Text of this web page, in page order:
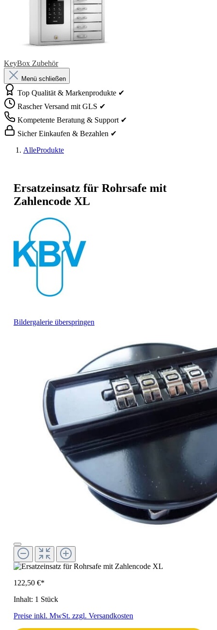
KeyBox Zubehör
Menü schließen
Top Qualität & Markenprodukte ✔
Rascher Versand mit GLS ✔
Kompetente Beratung & Support ✔
Sicher Einkaufen & Bezahlen ✔
AlleProdukte
Ersatzeinsatz für Rohrsafe mit
Zahlencode XL
Bildergalerie überspringen
122,50 €*
Inhalt: 1 Stück
Preise inkl. MwSt. zzgl. Versandkosten